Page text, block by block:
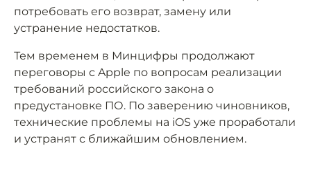
потребовать его возврат, замену или
устранение недостатков.
Тем временем в Минцифры продолжают
переговоры с Apple по вопросам реализации
требований российского закона о
предустановке ПО. По заверению чиновников,
технические проблемы на iOS уже проработали
и устранят с ближайшим обновлением.